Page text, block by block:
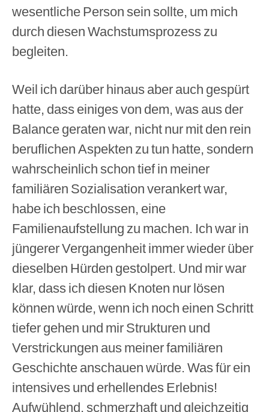
wesentliche Person sein sollte, um mich
durch diesen Wachstumsprozess zu
begleiten.
Weil ich darüber hinaus aber auch gespürt
hatte, dass einiges von dem, was aus der
Balance geraten war, nicht nur mit den rein
beruflichen Aspekten zu tun hatte, sondern
wahrscheinlich schon tief in meiner
familiären Sozialisation verankert war,
habe ich beschlossen, eine
Familienaufstellung zu machen. Ich war in
jüngerer Vergangenheit immer wieder über
dieselben Hürden gestolpert. Und mir war
klar, dass ich diesen Knoten nur lösen
können würde, wenn ich noch einen Schritt
tiefer gehen und mir Strukturen und
Verstrickungen aus meiner familiären
Geschichte anschauen würde. Was für ein
intensives und erhellendes Erlebnis!
Aufwühlend, schmerzhaft und gleichzeitig